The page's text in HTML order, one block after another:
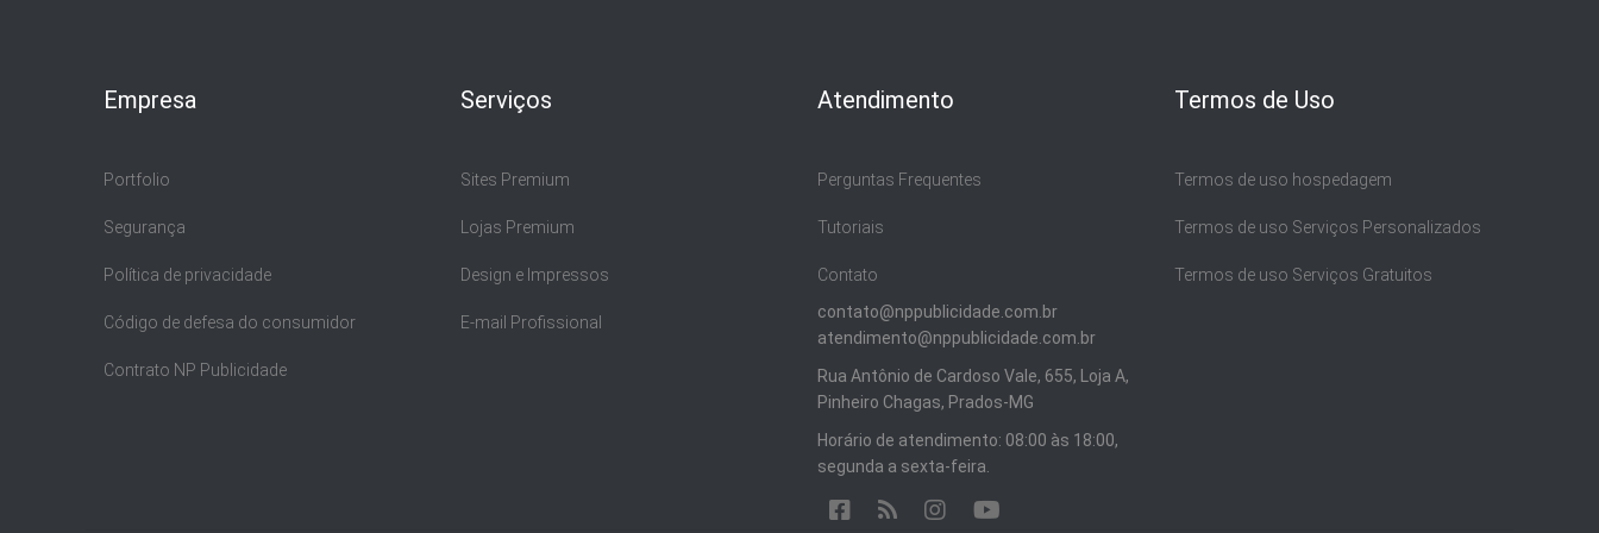
Empresa
Portfolio
Segurança
Política de privacidade
Código de defesa do consumidor
Contrato NP Publicidade
Serviços
Sites Premium
Lojas Premium
Design e Impressos
E-mail Profissional
Atendimento
Perguntas Frequentes
Tutoriais
Contato
contato@nppublicidade.com.br
atendimento@nppublicidade.com.br
Rua Antônio de Cardoso Vale, 655, Loja A,
Pinheiro Chagas, Prados-MG
Horário de atendimento: 08:00 às 18:00,
segunda a sexta-feira.
Termos de Uso
Termos de uso hospedagem
Termos de uso Serviços Personalizados
Termos de uso Serviços Gratuitos